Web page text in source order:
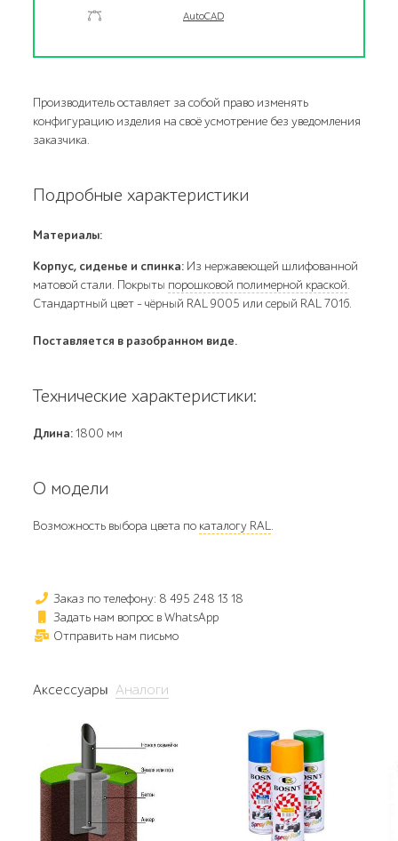
AutoCAD
Производитель оставляет за собой право изменять
конфигурацию изделия на своё усмотрение без уведомления
заказчика.
Подробные характеристики
Материалы:
Корпус, сиденье и спинка: Из нержавеющей шлифованной
матовой стали. Покрыты порошковой полимерной краской.
Стандартный цвет – чёрный RAL 9005 или серый RAL 7016.
Поставляется в разобранном виде.
Технические характеристики:
Длина:1800 мм
О модели
Возможность выбора цвета по каталогу RAL.
Заказ по телефону: 8 495 248 13 18
Задать нам вопрос в WhatsApp
Отправить нам письмо
Аксессуары Аналоги